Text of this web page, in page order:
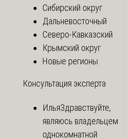
Сибирский округ
Дальневосточный
Северо-Кавказский
Крымский округ
Новые регионы
Консультация эксперта
ИльяЗдравствуйте,
являюсь владельцем
однокомнатной